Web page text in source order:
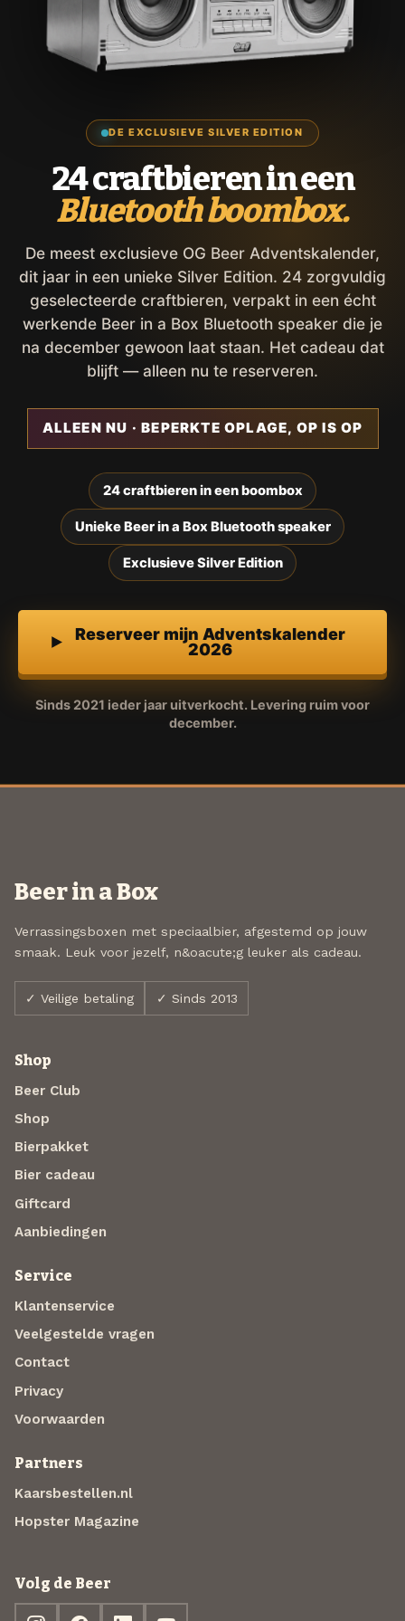
DE EXCLUSIEVE SILVER EDITION
24 craftbieren in een
Bluetooth boombox.
De meest exclusieve OG Beer Adventskalender,
dit jaar in een unieke Silver Edition. 24 zorgvuldig
geselecteerde craftbieren, verpakt in een écht
werkende Beer in a Box Bluetooth speaker die je
na december gewoon laat staan. Het cadeau dat
blijft — alleen nu te reserveren.
ALLEEN NU · BEPERKTE OPLAGE, OP IS OP
24 craftbieren in een boombox
Unieke Beer in a Box Bluetooth speaker
Exclusieve Silver Edition
Reserveer mijn Adventskalender
2026
Sinds 2021 ieder jaar uitverkocht. Levering ruim voor
december.
Beer in a Box
Verrassingsboxen met speciaalbier, afgestemd op jouw
smaak. Leuk voor jezelf, n&oacute;g leuker als cadeau.
✓ Veilige betaling ✓ Sinds 2013
Shop
Beer Club
Shop
Bierpakket
Bier cadeau
Giftcard
Aanbiedingen
Service
Klantenservice
Veelgestelde vragen
Contact
Privacy
Voorwaarden
Partners
Kaarsbestellen.nl
Hopster Magazine
Volg de Beer